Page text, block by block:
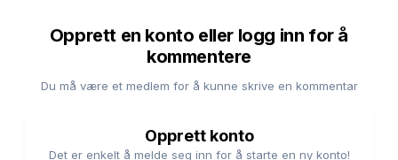
Opprett en konto eller logg inn for å
kommentere
Du må være et medlem for å kunne skrive en kommentar
Opprett konto
Det er enkelt å melde seg inn for å starte en ny konto!